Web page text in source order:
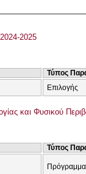
2025
Τύπος
Επιλογής
και Φυσικού
Τύπος